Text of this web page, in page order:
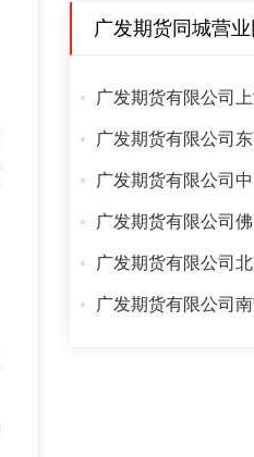
广发期货同城营
广发期货有限公司
广发期货有限公司
广发期货有限公司
广发期货有限公司
广发期货有限公司
广发期货有限公司